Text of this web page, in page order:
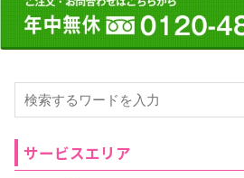
サービスエリア